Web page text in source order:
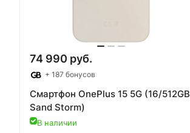
74 990 руб.
+ 187 бонусов
Смартфон OnePlus 15 5G (16/512GB
Sand Storm)
В наличии